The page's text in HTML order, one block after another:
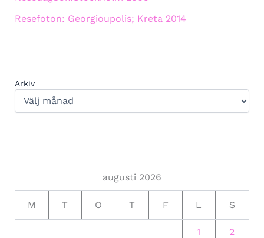
Resefoton: Georgioupolis; Kreta 2014
Arkiv
augusti 2026
M T O T F L S
1 2